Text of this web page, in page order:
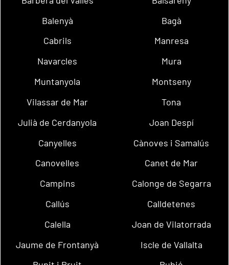
Balenyà
Bagà
Cabrils
Manresa
Navarcles
Mura
Muntanyola
Montseny
Vilassar de Mar
Tona
Julià de Cerdanyola
Joan Despí
Canyelles
Cànoves i Samalús
Canovelles
Canet de Mar
Campins
Calonge de Segarra
Callús
Calldetenes
Calella
Joan de Vilatorrada
Jaume de Frontanyà
Iscle de Vallalta